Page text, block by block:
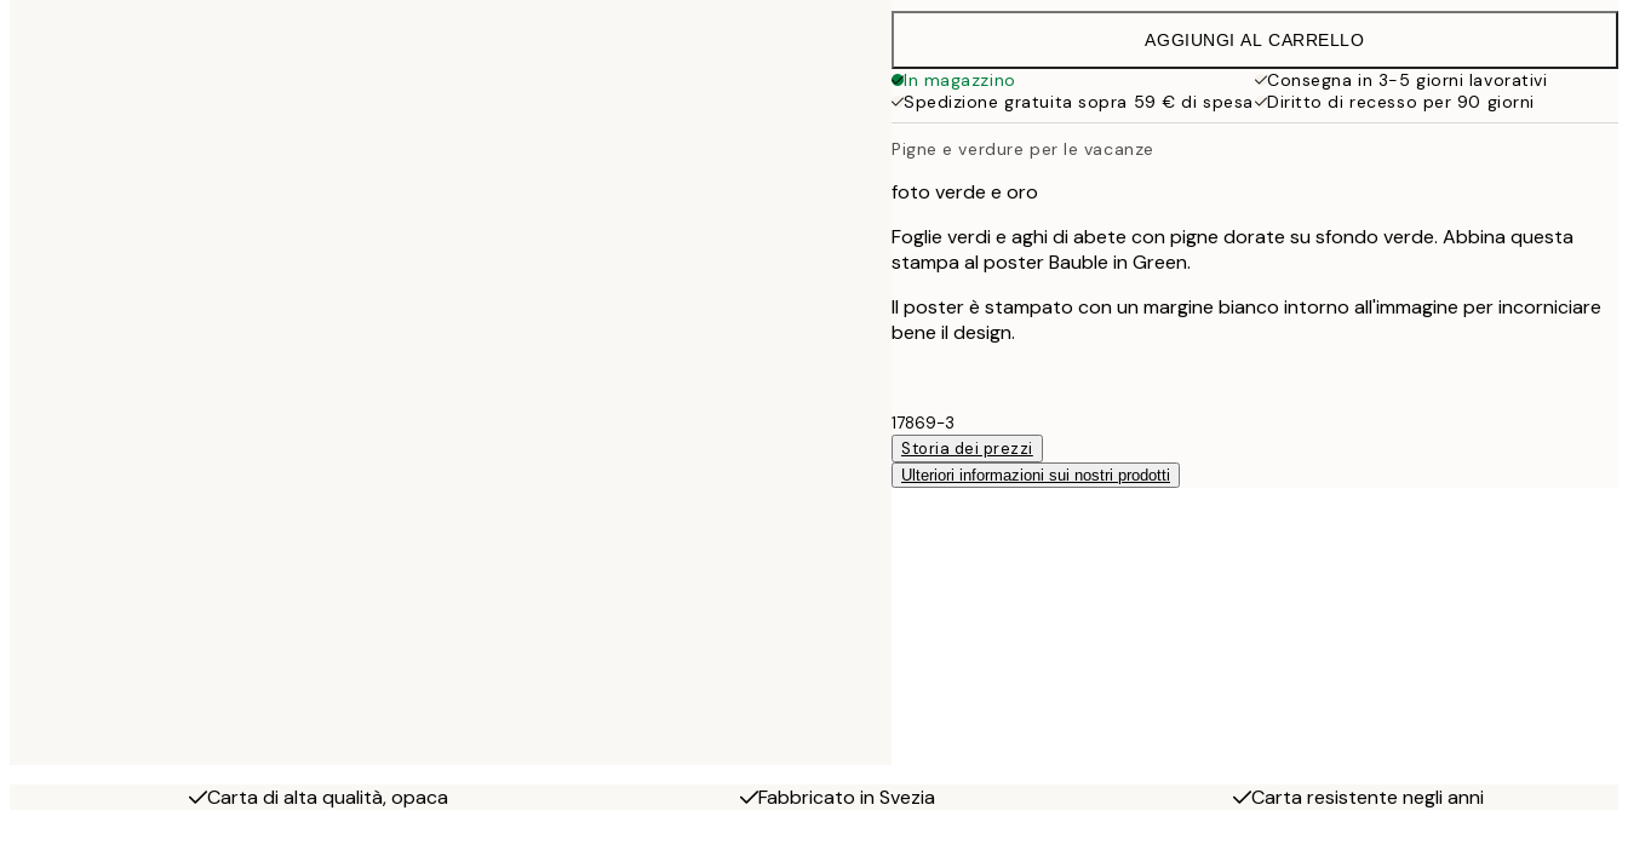
15 €
21,95 €
50x70 cm
38 €
AGGIUNGI AL CARRELLO
In magazzino
Consegna in 3-5 giorni lavorativi
Spedizione gratuita sopra 59 € di spesa
Diritto di recesso per 90 giorni
Pigne e verdure per le vacanze
foto verde e oro
Foglie verdi e aghi di abete con pigne dorate su sfondo verde. Abbina questa
stampa al poster Bauble in Green.
Il poster è stampato con un margine bianco intorno all'immagine per incorniciare
bene il design.
17869-3
Storia dei prezzi
Ulteriori informazioni sui nostri prodotti
Carta di alta qualità, opaca Fabbricato in Svezia Carta resistente negli anni